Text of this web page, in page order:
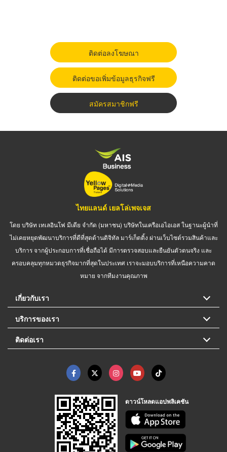
ติดต่อลงโฆษณา
ติดต่อขอเพิ่มข้อมูลธุรกิจฟรี
สมัครสมาชิกฟรี
ไทยแลนด์ เยลโล่เพจเจส
โดย บริษัท เทเลอินโฟ มีเดีย จำกัด (มหาชน) บริษัทในเครือเอไอเอส ในฐานะผู้นำที่
ไม่เคยหยุดพัฒนาบริการที่ดีที่สุดด้านดิจิทัล มาร์เก็ตติ้ง ผ่านเว็บไซต์รวมสินค้าและ
บริการ จากผู้ประกอบการที่เชื่อถือได้ มีการตรวจสอบและยืนยันตัวตนจริง และ
ครอบคลุมทุกหมวดธุรกิจมากที่สุดในประเทศ เราจะมอบบริการที่เหนือความคาด
หมาย จากทีมงานคุณภาพ
เกี่ยวกับเรา
บริการของเรา
ติดต่อเรา
ดาวน์โหลดแอปพลิเคชัน